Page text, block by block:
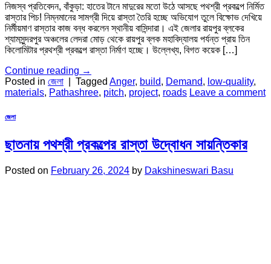
নিজস্ব প্রতিবেদন, বাঁকুড়া: হাতের টানে মাদুরের মতো উঠে আসছে পথশ্রী প্রকল্পে নির্মিত
রাস্তার পিচ! নিম্নমানের সামগ্রী দিয়ে রাস্তা তৈরি হচ্ছে অভিযোগ তুলে বিক্ষোভ দেখিয়ে
নির্মীয়মাণ রাস্তার কাজ বন্ধ করলেন স্থানীয় বাসিন্দারা। এই জেলার রায়পুর ব্লকের
শ্যামসুন্দরপুর অঞ্চলের লেদরা মোড় থেকে রায়পুর ব্লক মহাবিদ্যালয় পর্যন্ত প্রায় তিন
কিলোমিটার প্রথশ্রী প্রকল্পে রাস্তা নির্মাণ হচ্ছে। উল্লেখ্য, বিগত কয়েক […]
Continue reading →
Posted in জেলা Tagged Anger, build, Demand, low-quality,
materials, Pathashree, pitch, project, roads Leave a comment
জেলা
ছাতনায় পথশ্রী প্রকল্পের রাস্তা উদ্বোধন সায়ন্তিকার
Posted on February 26, 2024 by Dakshineswari Basu